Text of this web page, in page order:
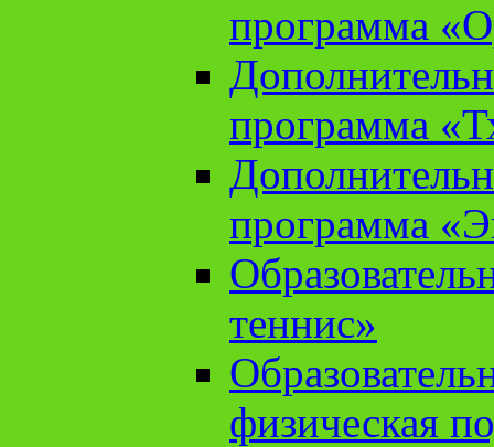
программа
программа
программа
теннис»
физическая